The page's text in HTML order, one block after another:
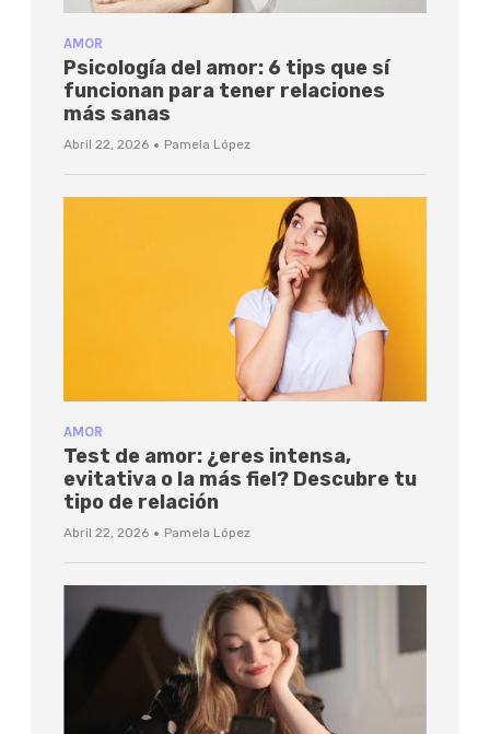
AMOR
Psicología del amor: 6 tips que sí
funcionan para tener relaciones
más sanas
Abril 22, 2026 · Pamela López
AMOR
Test de amor: ¿eres intensa,
evitativa o la más fiel? Descubre tu
tipo de relación
Abril 22, 2026 · Pamela López